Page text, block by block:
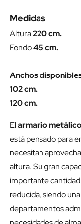
Medidas
Altura220 cm.
Fondo45 cm.
Anchos
102 cm.
120 cm.
Elarmario
está pensado para
necesitan
altura. Su gran
importante
reducida, siendo
departamentos